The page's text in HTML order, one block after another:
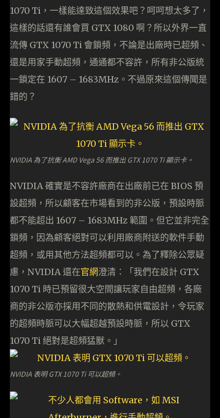
1070 Ti，一樣能達致這個效果吧？呵呵想太多了，
這樣的話還有誰會買 GTX 1080 啊？所以外界一直
流傳 GTX 1070 Ti 會鎖頻，不論是出廠時已超頻、
還是用家手動超頻，通通都不容許，所有非公版統
一鎖定在 1607 – 1683MHz。不過原來這個傳聞是
錯的？
NVIDIA 為了抗衡 AMD Vega 56 而推出 GTX 1070 Ti 顯示卡。
NVIDIA 確實是不容許廠商在出廠前已在 BIOS 預
設超頻，所以顧客在市場看到的非公版，預設時脈
都不能超出 1607 – 1683MHz 範圍。但它並非完全
鎖頻，因為顧客絕對可以利用廠商附送的軟件手動
超頻，或用其他方法超頻都可以。為了釋除公眾疑
慮，NVIDIA 還在官網澄清：「我們在設計 GTX
1070 Ti 時已預留很大空間讓玩家自由超頻，各廠
商的非公版亦採用不同的散熱和供電設計，令玩家
的超頻時脈可以大幅超越預設時脈，所以 GTX
1070 Ti 絕對是超頻猛獸。」
NVIDIA 表明 GTX 1070 Ti 可以超頻。